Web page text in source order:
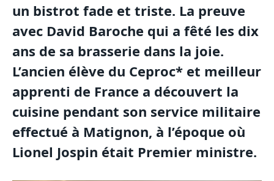
un bistrot fade et triste. La preuve
avec David Baroche qui a fêté les dix
ans de sa brasserie dans la joie.
L’ancien élève du Ceproc* et meilleur
apprenti de France a découvert la
cuisine pendant son service militaire
effectué à Matignon, à l’époque où
Lionel Jospin était Premier ministre.